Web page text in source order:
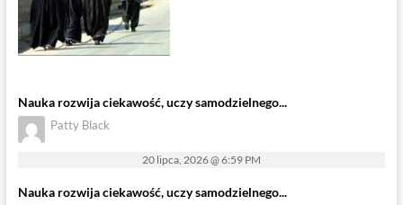
Nauka rozwija ciekawość, uczy samodzielnego...
Patty Black
20 lipca, 2026 @ 6:59 PM
Nauka rozwija ciekawość, uczy samodzielnego...